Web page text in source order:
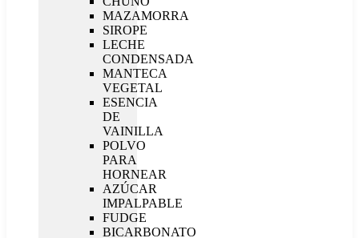
MAZAMORRA
SIROPE
LECHE
CONDENSADA
MANTECA
VEGETAL
ESENCIA
DE
VAINILLA
POLVO
PARA
HORNEAR
AZÚCAR
IMPALPABLE
FUDGE
BICARBONATO